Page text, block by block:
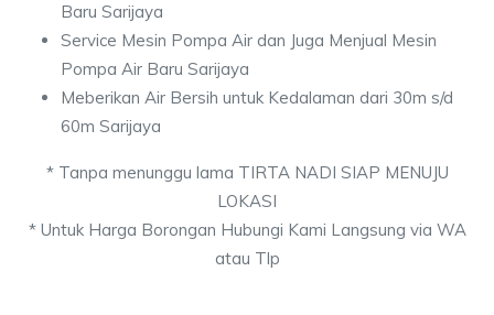
Baru Sarijaya
Service Mesin Pompa Air dan Juga Menjual Mesin
Pompa Air Baru Sarijaya
Meberikan Air Bersih untuk Kedalaman dari 30m s/d
60m Sarijaya
* Tanpa menunggu lama TIRTA NADI SIAP MENUJU
LOKASI
* Untuk Harga Borongan Hubungi Kami Langsung via WA
atau Tlp